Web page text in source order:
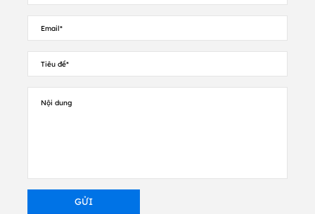
Lengths: 100, 110, 300, 360, 450, 600
INTERMEC -CSO
Lengths: 76, 100, 153, 250 (Asia only), 300, 457
PRINTRONIX -CSO
Lengths: 300, 450, 625